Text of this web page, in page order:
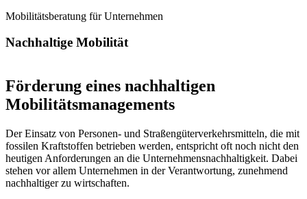
Mobilitätsberatung für Unternehmen
Nachhaltige Mobilität
Förderung eines nachhaltigen
Mobilitätsmanagements
Der Einsatz von Personen- und Straßengüterverkehrsmitteln, die mit
fossilen Kraftstoffen betrieben werden, entspricht oft noch nicht den
heutigen Anforderungen an die Unternehmensnachhaltigkeit. Dabei
stehen vor allem Unternehmen in der Verantwortung, zunehmend
nachhaltiger zu wirtschaften.